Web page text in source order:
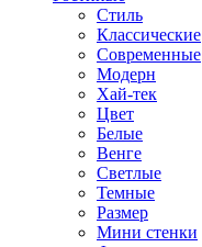
Стиль
Классические
Современные
Модерн
Хай-тек
Цвет
Белые
Венге
Светлые
Темные
Размер
Мини стенки